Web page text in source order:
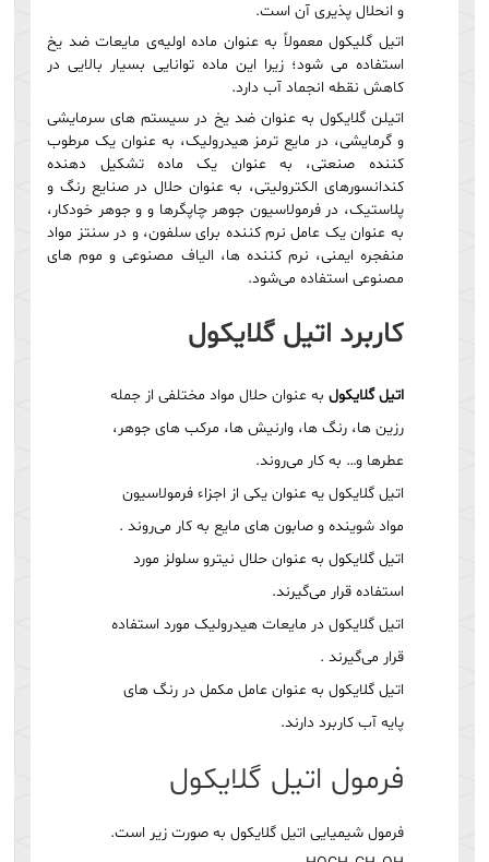
و انحلال پذیری آن است.
اتیل گلیکول معمولاً به عنوان ماده اولیه‌ی مایعات ضد یخ
استفاده می شود؛ زیرا این ماده توانایی بسیار بالایی در
کاهش نقطه انجماد آب دارد.
اتیلن گلایکول به عنوان ضد یخ در سیستم های سرمایشی
و گرمایشی، در مایع ترمز هیدرولیک، به عنوان یک مرطوب
کننده صنعتی، به عنوان یک ماده تشکیل دهنده
کندانسورهای الکترولیتی، به عنوان حلال در صنایع رنگ و
پلاستیک، در فرمولاسیون جوهر چاپگرها و و جوهر خودکار،
به عنوان یک عامل نرم کننده برای سلفون، و در سنتز مواد
منفجره ایمنی، نرم کننده ها، الیاف مصنوعی و موم های
مصنوعی استفاده می‌شود.
کاربرد اتیل گلایکول
اتیل گلایکول به عنوان حلال مواد مختلفی از جمله
رزین ها، رنگ ها، وارنیش ها، مرکب های جوهر،
عطرها و… به کار می‌روند.
اتیل گلایکول یه عنوان یکی از اجزاء فرمولاسیون
مواد شوینده و صابون های مایع به کار می‌روند .
اتیل گلایکول به عنوان حلال نیترو سلولز مورد
استفاده قرار می‌گیرند.
اتیل گلایکول در مایعات هیدرولیک مورد استفاده
قرار می‌گیرند .
اتیل گلایکول به عنوان عامل مکمل در رنگ های
پایه آب کاربرد دارند.
فرمول اتیل گلایکول
فرمول شیمیایی اتیل گلایکول به صورت زیر است.